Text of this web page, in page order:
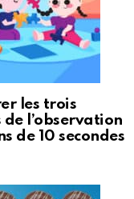
les trois
de l’observation
de 10 secondes